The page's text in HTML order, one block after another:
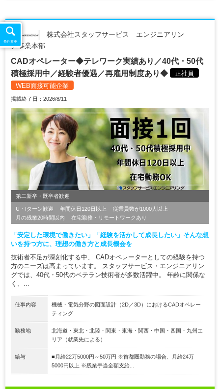
株式会社スタッフサービス エンジニアリン
グ事業本部
CADオペレーター◆テレワーク実績あり／40代・50代
積極採用中／経験者優遇／再雇用制度あり◆
正社員
WEB面接可能企業
掲載終了日：2026/8/11
第二新卒・既卒者歓迎
U・Iターン歓迎 年間休日120日以上
従業員数が1000人以上
月の残業20時間以内
在宅勤務・リモートワークあり
「安定した環境で働きたい」「経験を活かして成長したい」そんな想
いを持つ方に、理想の働き方と成長機会を
技術者不足が深刻化する中、 CADオペレーターとしての経験を持つ
方のニーズは高まっています。 スタッフサービス・エンジニアリン
グでは、40代・50代のベテラン技術者が多数活躍中。 年齢に関係な
く、...
仕事内容
機械・電気分野の図面設計（2D／3D）におけるCADオペレー
ティング
勤務地
北海道・東北・北陸・関東・東海・関西・中国・四国・九州エ
リア（就業先による）
給与
■月給22万5000円～50万円 ※首都圏勤務の場合、月給24万
5000円以上 ※残業手当全額支給...
条件変更